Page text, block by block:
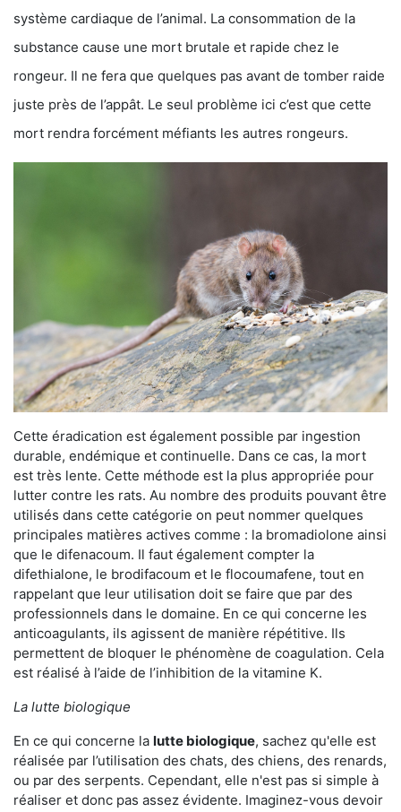
système cardiaque de l’animal. La consommation de la
substance cause une mort brutale et rapide chez le
rongeur. Il ne fera que quelques pas avant de tomber raide
juste près de l’appât. Le seul problème ici c’est que cette
mort rendra forcément méfiants les autres rongeurs.
Cette éradication est également possible par ingestion
durable, endémique et continuelle. Dans ce cas, la mort
est très lente. Cette méthode est la plus appropriée pour
lutter contre les rats. Au nombre des produits pouvant être
utilisés dans cette catégorie on peut nommer quelques
principales matières actives comme : la bromadiolone ainsi
que le difenacoum. Il faut également compter la
difethialone, le brodifacoum et le flocoumafene, tout en
rappelant que leur utilisation doit se faire que par des
professionnels dans le domaine. En ce qui concerne les
anticoagulants, ils agissent de manière répétitive. Ils
permettent de bloquer le phénomène de coagulation. Cela
est réalisé à l’aide de l’inhibition de la vitamine K.
La lutte biologique
En ce qui concerne la lutte biologique, sachez qu'elle est
réalisée par l’utilisation des chats, des chiens, des renards,
ou par des serpents. Cependant, elle n'est pas si simple à
réaliser et donc pas assez évidente. Imaginez-vous devoir